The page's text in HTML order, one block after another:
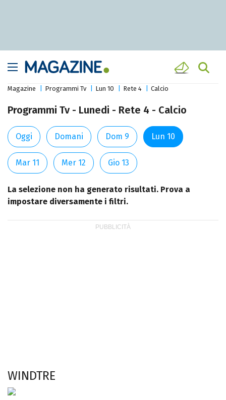
Magazine Programmi Tv Lun 10 Rete 4 Calcio
Programmi Tv - Lunedi - Rete 4 - Calcio
Oggi Domani Dom 9 Lun 10
Mar 11 Mer 12 Gio 13
La selezione non ha generato risultati. Prova a
impostare diversamente i filtri.
WINDTRE